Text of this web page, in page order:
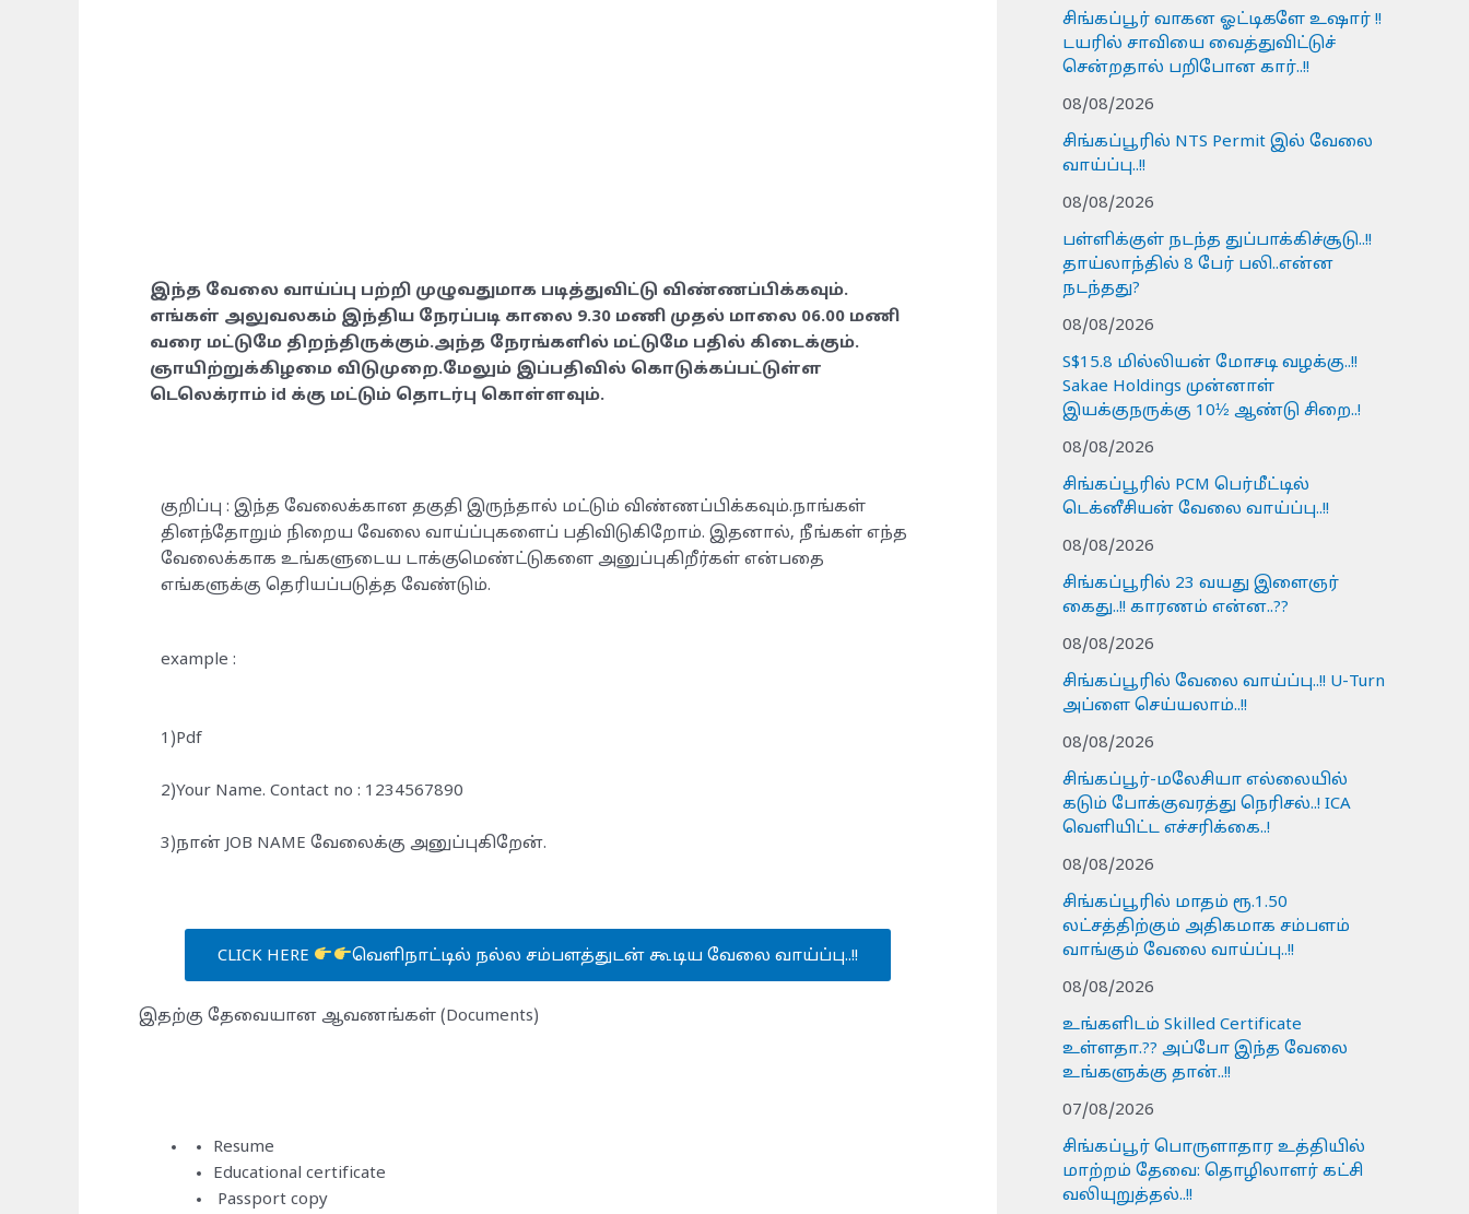
இந்த வேலை வாய்ப்பு பற்றி முழுவதுமாக படித்துவிட்டு விண்ணப்பிக்கவும்.
எங்கள் அலுவலகம் இந்திய நேரப்படி காலை 9.30 மணி முதல் மாலை 06.00 மணி
வரை மட்டுமே திறந்திருக்கும்.அந்த நேரங்களில் மட்டுமே பதில் கிடைக்கும்.
ஞாயிற்றுக்கிழமை விடுமுறை.மேலும் இப்பதிவில் கொடுக்கப்பட்டுள்ள
டெலெக்ராம் id க்கு மட்டும் தொடர்பு கொள்ளவும்.
குறிப்பு : இந்த வேலைக்கான தகுதி இருந்தால் மட்டும் விண்ணப்பிக்கவும்.நாங்கள்
தினந்தோறும் நிறைய வேலை வாய்ப்புகளைப் பதிவிடுகிறோம். இதனால், நீங்கள் எந்த
வேலைக்காக உங்களுடைய டாக்குமெண்ட்டுகளை அனுப்புகிறீர்கள் என்பதை
எங்களுக்கு தெரியப்படுத்த வேண்டும்.
example :
1)Pdf
2)Your Name. Contact no : 1234567890
3)நான் JOB NAME வேலைக்கு அனுப்புகிறேன்.
CLICK HERE வெளிநாட்டில் நல்ல சம்பளத்துடன் கூடிய வேலை வாய்ப்பு..!!
இதற்கு தேவையான ஆவணங்கள் (Documents)
Resume
Educational certificate
Passport copy
சிங்கப்பூர் வாகன ஓட்டிகளே உஷார் !!
டயரில் சாவியை வைத்துவிட்டுச்
சென்றதால் பறிபோன கார்..!!
08/08/2026
சிங்கப்பூரில் NTS Permit இல் வேலை
வாய்ப்பு..!!
08/08/2026
பள்ளிக்குள் நடந்த துப்பாக்கிச்சூடு..!!
தாய்லாந்தில் 8 பேர் பலி..என்ன
நடந்தது?
08/08/2026
S$15.8 மில்லியன் மோசடி வழக்கு..!!
Sakae Holdings முன்னாள்
இயக்குநருக்கு 10½ ஆண்டு சிறை..!
08/08/2026
சிங்கப்பூரில் PCM பெர்மீட்டில்
டெக்னீசியன் வேலை வாய்ப்பு..!!
08/08/2026
சிங்கப்பூரில் 23 வயது இளைஞர்
கைது..!! காரணம் என்ன..??
08/08/2026
சிங்கப்பூரில் வேலை வாய்ப்பு..!! U-Turn
அப்ளை செய்யலாம்..!!
08/08/2026
சிங்கப்பூர்-மலேசியா எல்லையில்
கடும் போக்குவரத்து நெரிசல்..! ICA
வெளியிட்ட எச்சரிக்கை..!
08/08/2026
சிங்கப்பூரில் மாதம் ரூ.1.50
லட்சத்திற்கும் அதிகமாக சம்பளம்
வாங்கும் வேலை வாய்ப்பு..!!
08/08/2026
உங்களிடம் Skilled Certificate
உள்ளதா.?? அப்போ இந்த வேலை
உங்களுக்கு தான்..!!
07/08/2026
சிங்கப்பூர் பொருளாதார உத்தியில்
மாற்றம் தேவை: தொழிலாளர் கட்சி
வலியுறுத்தல்..!!